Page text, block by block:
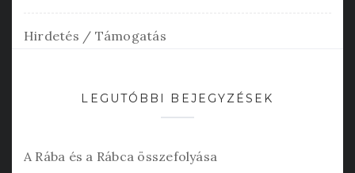
Hirdetés / Támogatás
LEGUTÓBBI BEJEGYZÉSEK
A Rába és a Rábca összefolyása